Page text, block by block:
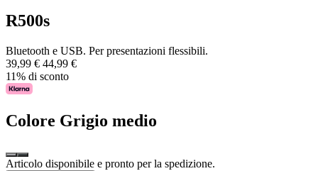
R500s
Bluetooth e USB. Per presentazioni flessibili.
39,99 € 44,99 €
11% di sconto
Colore Grigio medio
Articolo disponibile e pronto per la spedizione.